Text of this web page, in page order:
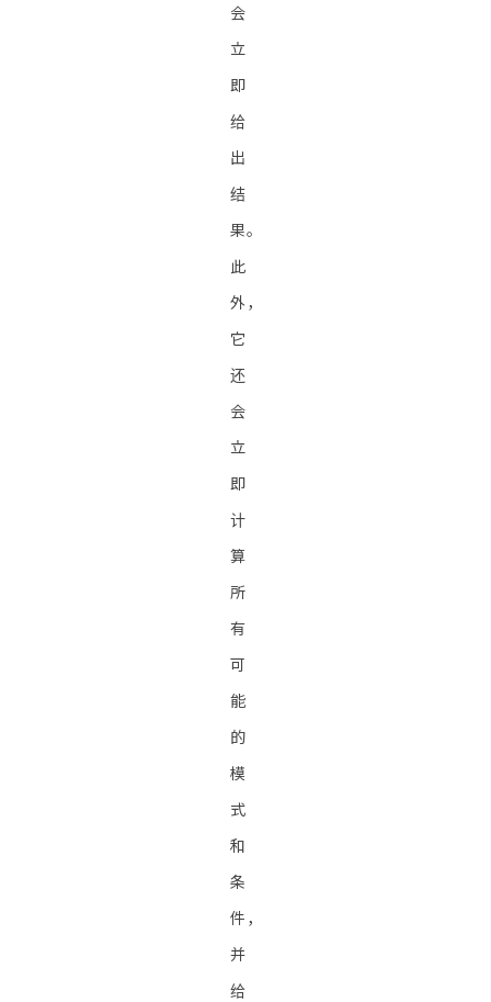
会
立
即
给
出
结
果。
此
外，
它
还
会
立
即
计
算
所
有
可
能
的
模
式
和
条
件，
并
给